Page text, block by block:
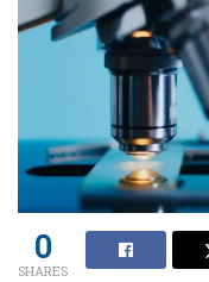
0
SHARES